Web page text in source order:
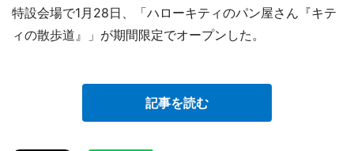
特設会場で1月28日、「ハローキティのパン屋さん『キテ
ィの散歩道』」が期間限定でオープンした。
記事を読む